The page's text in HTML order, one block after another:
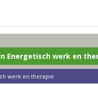
Energetisch werk en
werk en therapie